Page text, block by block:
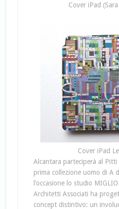
Cover iPad
Cover iPad
Alcantara parteciperà al
prima collezione uomo di A
l’occasione lo studio
Architetti Associati ha
concept distintivo: un